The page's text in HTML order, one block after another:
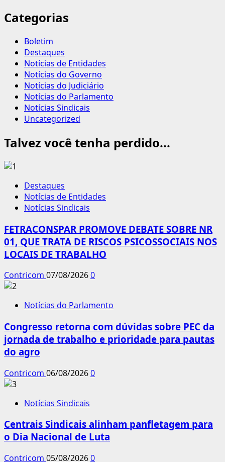
Categorias
Boletim
Destaques
Notícias de Entidades
Notícias do Governo
Notícias do Judiciário
Notícias do Parlamento
Notícias Sindicais
Uncategorized
Talvez você tenha perdido...
Destaques
Notícias de Entidades
Notícias Sindicais
FETRACONSPAR PROMOVE DEBATE SOBRE NR
01, QUE TRATA DE RISCOS PSICOSSOCIAIS NOS
LOCAIS DE TRABALHO
Contricom 07/08/20260
Notícias do Parlamento
Congresso retorna com dúvidas sobre PEC da
jornada de trabalho e prioridade para pautas
do agro
Contricom 06/08/20260
Notícias Sindicais
Centrais Sindicais alinham panfletagem para
o Dia Nacional de Luta
Contricom 05/08/20260